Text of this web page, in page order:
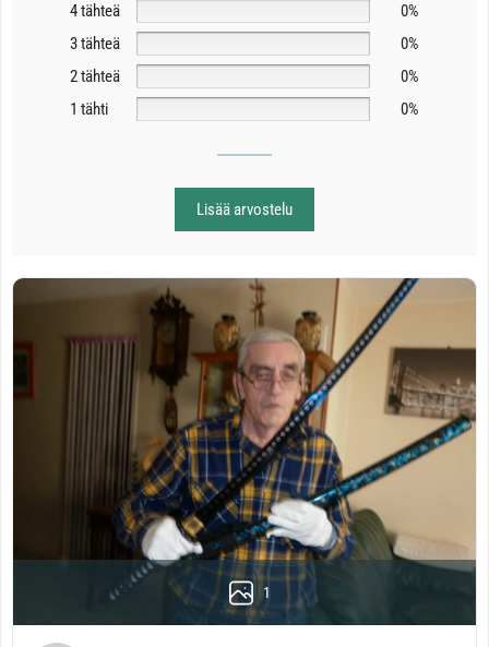
4 tähteä
0%
3 tähteä
0%
2 tähteä
0%
1 tähti
0%
Lisää arvostelu
1